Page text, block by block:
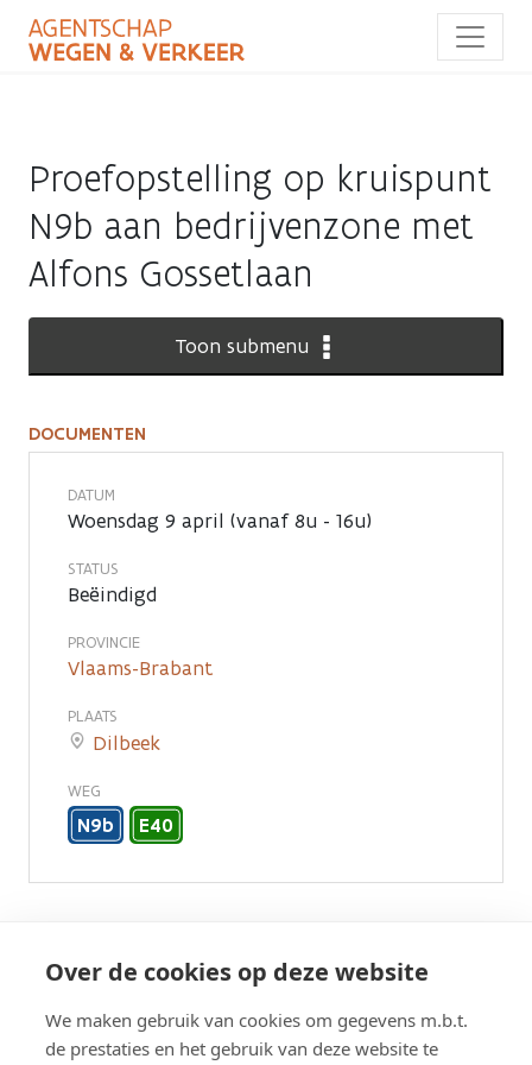
Over de cookies op deze website
We maken gebruik van cookies om gegevens m.b.t.
de prestaties en het gebruik van deze website te
naar
Proefopstelling op kruispunt
N9b aan bedrijvenzone met
Alfons Gossetlaan
Toon submenu
Documenten
DOCUMENTEN
DATUM
Woensdag 9 april (vanaf 8u - 16u)
STATUS
Beëindigd
PROVINCIE
Vlaams-Brabant
PLAATS
Dilbeek
WEG
N9b E40
Bewonersbrieven